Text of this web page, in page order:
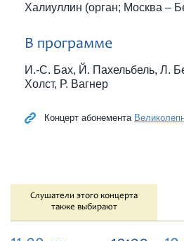
Халиуллин (орган; Москва –
В программе
И.-С. Бах, Й. Пахельбель, Л.
Холст, Р. Вагнер
Концерт абонемента
Слушатели этого концерта
также выбирают